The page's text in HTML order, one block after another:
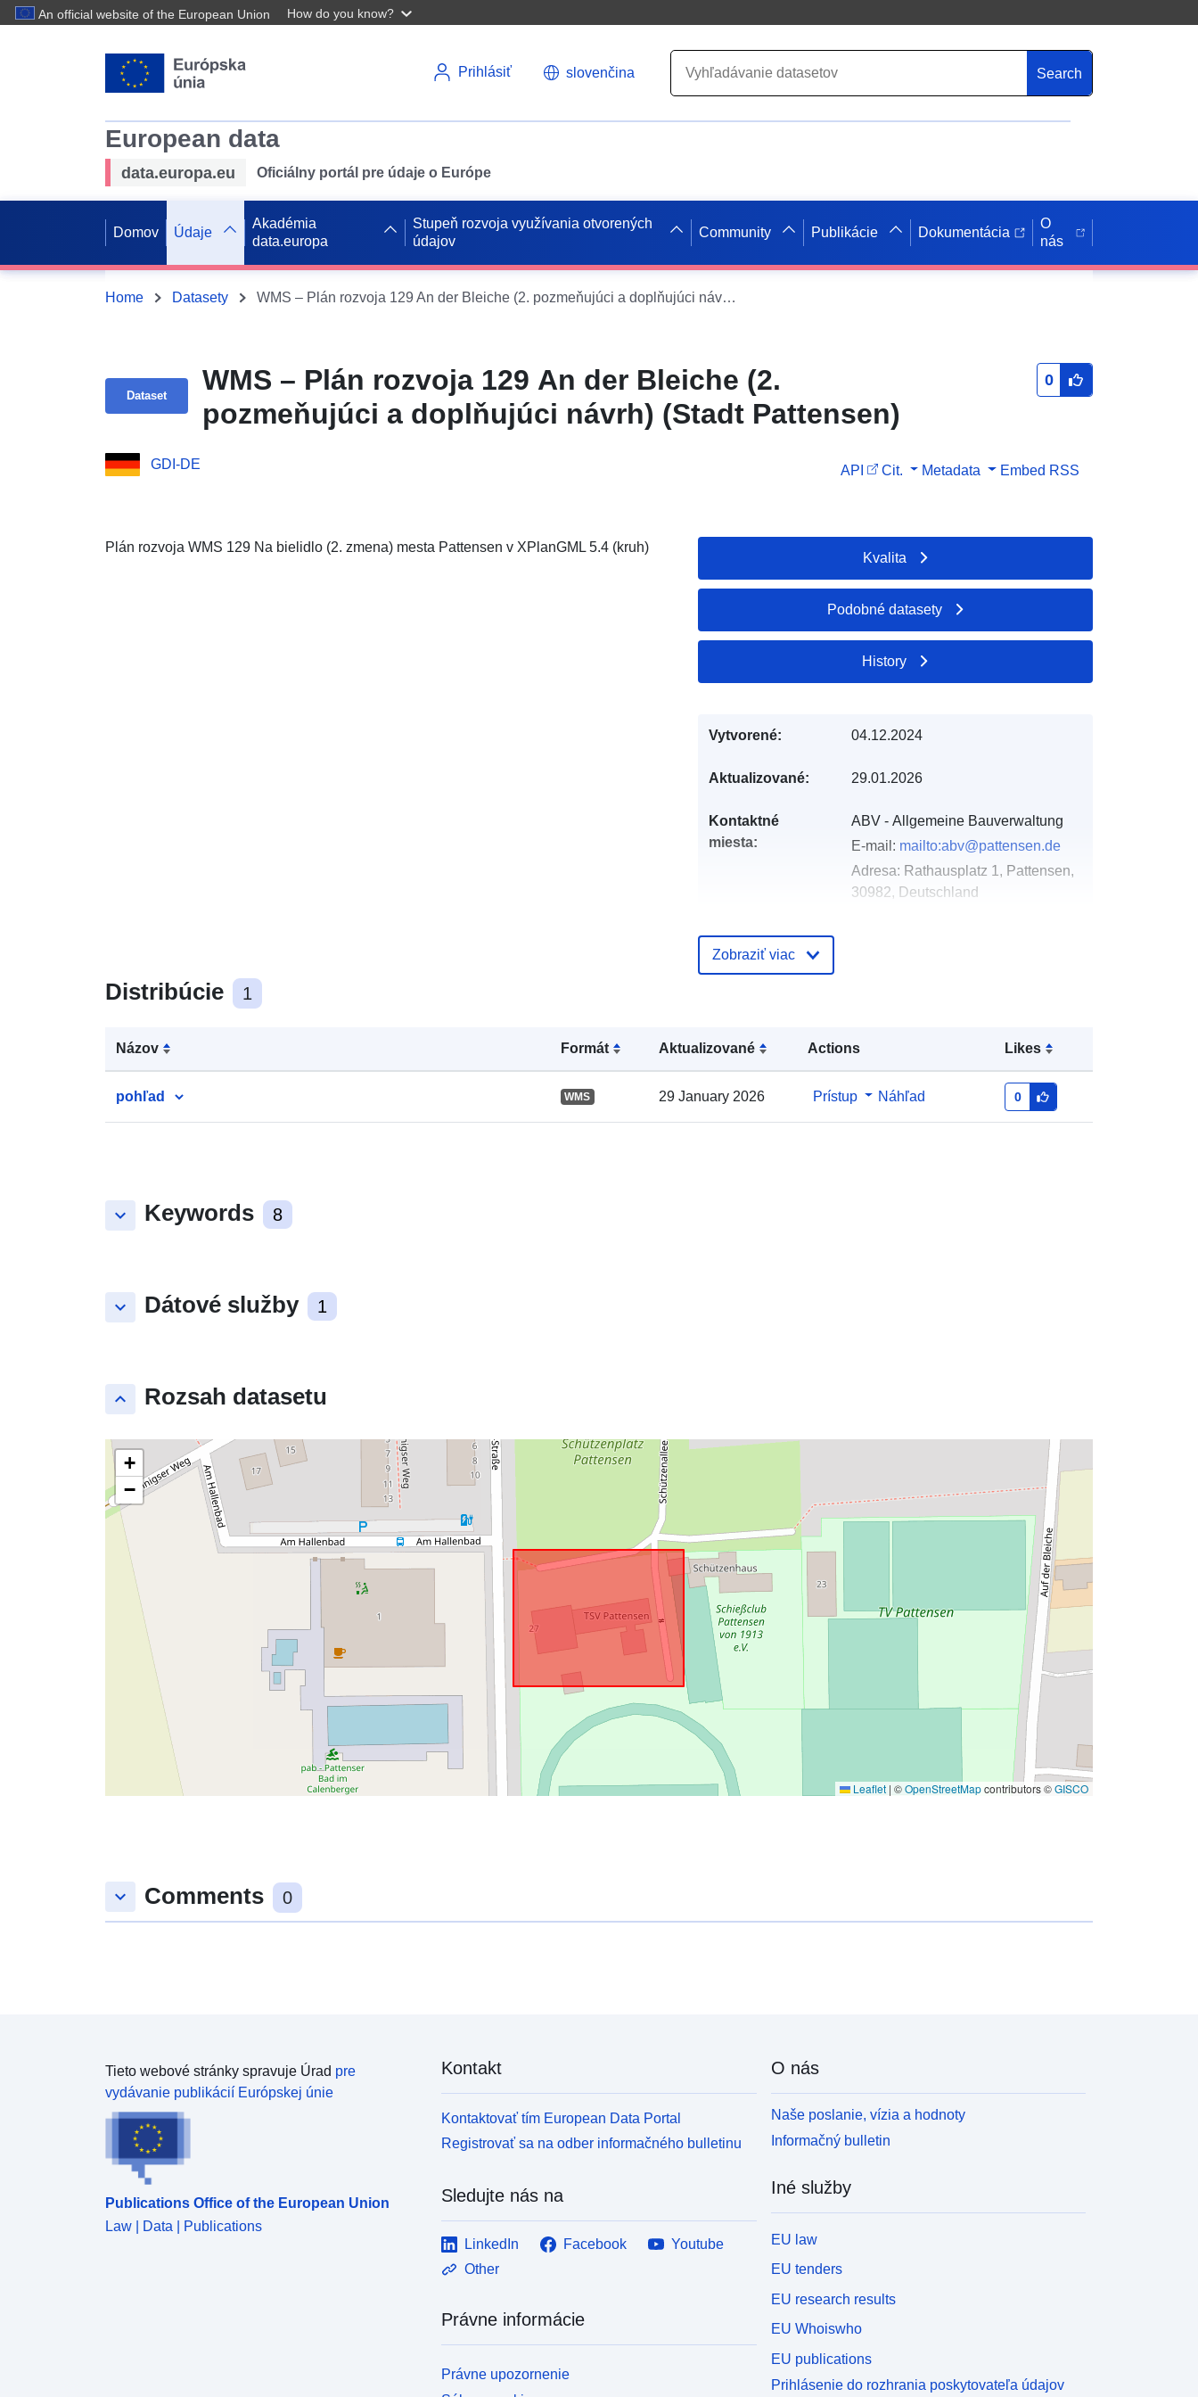
An official website of the European Union How do you know?
Prihlásiť slovenčina Search
European data
data.europa.eu Oficiálny portál pre údaje o Európe
Domov Údaje
Akadémia
data.europa
Stupeň rozvoja využívania otvorených
údajov
Community Publikácie Dokumentácia
O
nás
Home Datasety WMS – Plán rozvoja 129 An der Bleiche (2. pozmeňujúci a doplňujúci návrh) (Stadt Pattensen)
Dataset
WMS – Plán rozvoja 129 An der Bleiche (2.
pozmeňujúci a doplňujúci návrh) (Stadt Pattensen)
0
GDI-DE API Cit. Metadata Embed RSS
Plán rozvoja WMS 129 Na bielidlo (2. zmena) mesta Pattensen v XPlanGML 5.4 (kruh)
Distribúcie 1
Názov Formát Aktualizované Actions Likes
pohľad WMS 29 January 2026 Prístup Náhľad 0
keyboard_arrow_down Keywords 8
keyboard_arrow_down Dátové služby 1
keyboard_arrow_up Rozsah datasetu
+
−
Leaflet | ©OpenStreetMapcontributors ©GISCO
Kvalita
Podobné datasety
History
Vytvorené: 04.12.2024
Aktualizované: 29.01.2026
Kontaktné
miesta:
ABV - Allgemeine Bauverwaltung
E-mail: mailto:abv@pattensen.de
Adresa: Rathausplatz 1, Pattensen,
30982, Deutschland
16 May 2026
Zemepisné
pokrytie:
Súradnice: [ [ 9.7478144,
52.2638482 ], [ 9.7488371,
Zobraziť viac
keyboard_arrow_down Comments 0
Tieto webové stránky spravuje Úrad pre
vydávanie publikácií Európskej únie
Publications Office of the European Union
Law | Data | Publications
Kontakt
Kontaktovať tím European Data Portal
Registrovať sa na odber informačného bulletinu
Sledujte nás na
LinkedIn Facebook
Youtube
Other
Právne informácie
Právne upozornenie
O nás
Naše poslanie, vízia a hodnoty
Informačný bulletin
Iné služby
EU law
EU tenders
EU research results
EU Whoiswho
EU publications
Prihlásenie do rozhrania poskytovateľa údajov